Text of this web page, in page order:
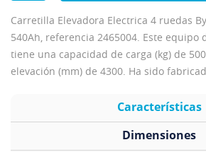
Carretilla Elevadora Electrica 4 ruedas
540Ah, referencia 2465004. Este equipo
tiene una capacidad de carga (kg) de
elevación (mm) de 4300. Ha sido
Características
Dimensiones